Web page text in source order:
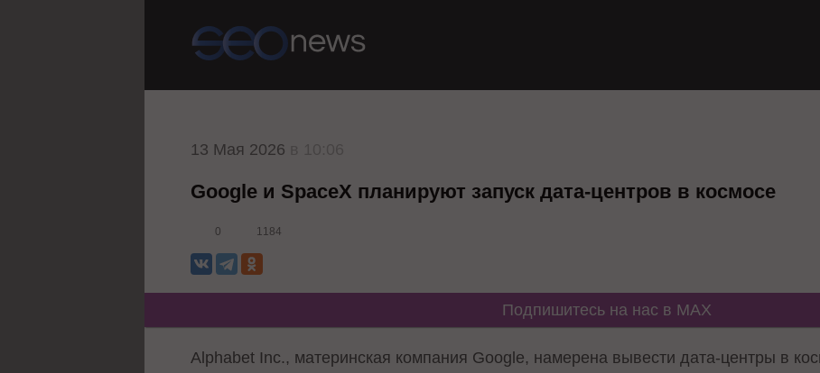
13 Мая 2026
Google и SpaceX планируют запуск дата-центров в космосе
0 1184
Подпишитесь на нас в MAX
Alphabet Inc., материнская компания Google, намерена вывести дата-центры в